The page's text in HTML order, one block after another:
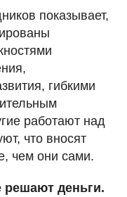
показывает,
гибкими
работают над
что вносят
чем они сами.
решают деньги.